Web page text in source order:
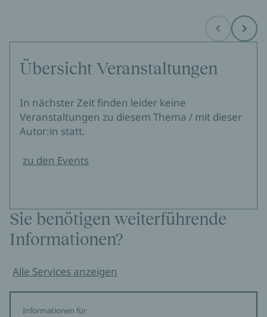
Before Next
Übersicht Veranstaltungen
In nächster Zeit finden leider keine
Veranstaltungen zu diesem Thema / mit dieser
Autor:in statt.
zu den Events
Sie benötigen weiterführende
Informationen?
Alle Services anzeigen
Informationen für